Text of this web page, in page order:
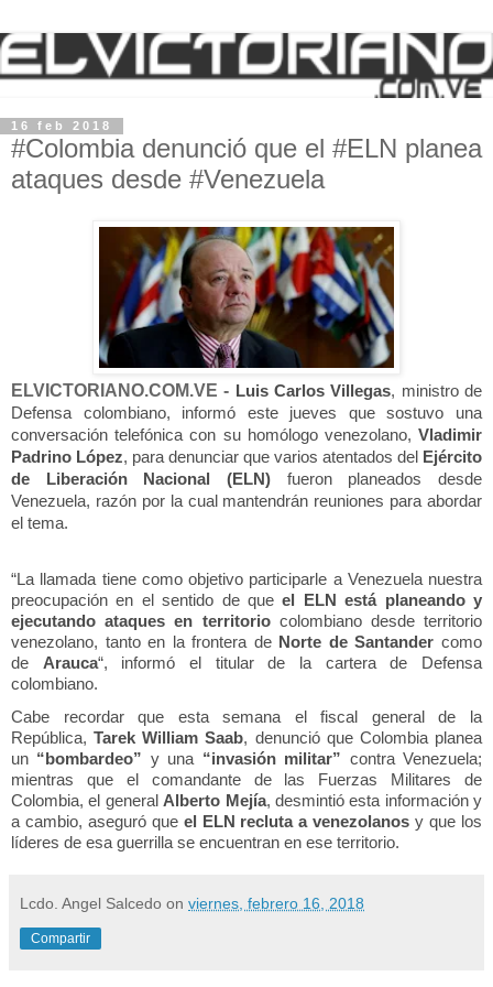
16 feb 2018
#Colombia denunció que el #ELN planea
ataques desde #Venezuela
ELVICTORIANO.COM.VE - Luis Carlos Villegas, ministro de
Defensa colombiano, informó este jueves que sostuvo una
conversación telefónica con su homólogo venezolano, Vladimir
Padrino López, para denunciar que varios atentados del Ejército
de Liberación Nacional (ELN)
fueron planeados desde
Venezuela, razón por la cual mantendrán reuniones para abordar
el tema.
“La llamada tiene como objetivo participarle a Venezuela nuestra
preocupación en el sentido de queel ELN está planeando y
ejecutando ataques en territoriocolombiano desde territorio
venezolano, tanto en la frontera deNorte de Santander como
de Arauca“, informó el titular de la cartera de Defensa
colombiano.
Cabe recordar que esta semana el fiscal general de la
República,Tarek William Saab, denunció que Colombia planea
un “bombardeo” y una “invasión militar” contra Venezuela;
mientras que el comandante de las Fuerzas Militares de
Colombia, el general Alberto Mejía, desmintió esta información y
a cambio, aseguró que el ELN recluta a venezolanos y que los
líderes de esa guerrilla se encuentran en ese territorio.
Lcdo. Angel Salcedo on viernes, febrero 16, 2018
Compartir